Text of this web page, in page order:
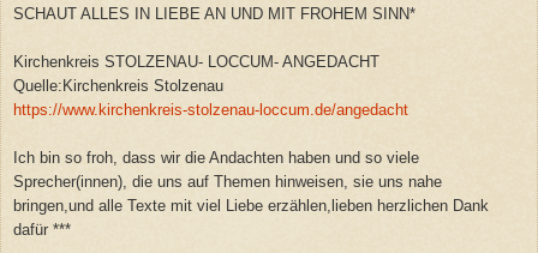
SCHAUT ALLES IN LIEBE AN UND MIT FROHEM SINN*
Kirchenkreis STOLZENAU- LOCCUM- ANGEDACHT
Quelle:Kirchenkreis Stolzenau
https://www.kirchenkreis-stolzenau-loccum.de/angedacht
Ich bin so froh, dass wir die Andachten haben und so viele
Sprecher(innen), die uns auf Themen hinweisen, sie uns nahe
bringen,und alle Texte mit viel Liebe erzählen,lieben herzlichen Dank
dafür ***